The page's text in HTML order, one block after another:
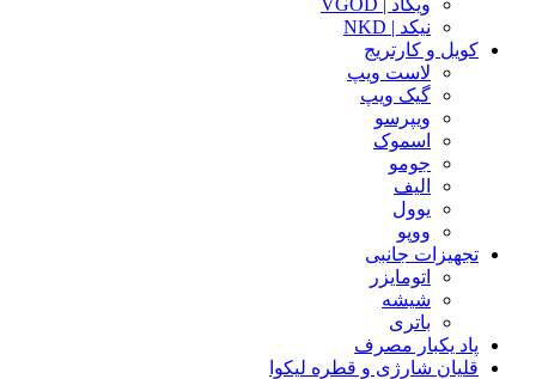
ویگاد | VGOD
نیکد | NKD
کویل و کارتریج
لاست ویپ
گیک ویپ
ویپرسو
اسموک
جومو
الیف
یوول
ووپو
تجهیزات جانبی
اتومایزر
شیشه
باتری
پاد یکبار مصرف
قلیان شارژی و قطره لیکوا